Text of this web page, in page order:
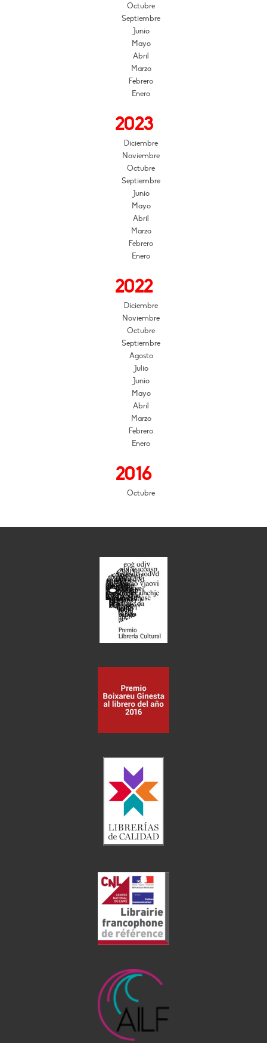
Octubre
Septiembre
Junio
Mayo
Abril
Marzo
Febrero
Enero
2023
Diciembre
Noviembre
Octubre
Septiembre
Junio
Mayo
Abril
Marzo
Febrero
Enero
2022
Diciembre
Noviembre
Octubre
Septiembre
Agosto
Julio
Junio
Mayo
Abril
Marzo
Febrero
Enero
2016
Octubre